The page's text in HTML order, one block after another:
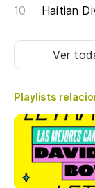
Haitian
Ver
Playlists